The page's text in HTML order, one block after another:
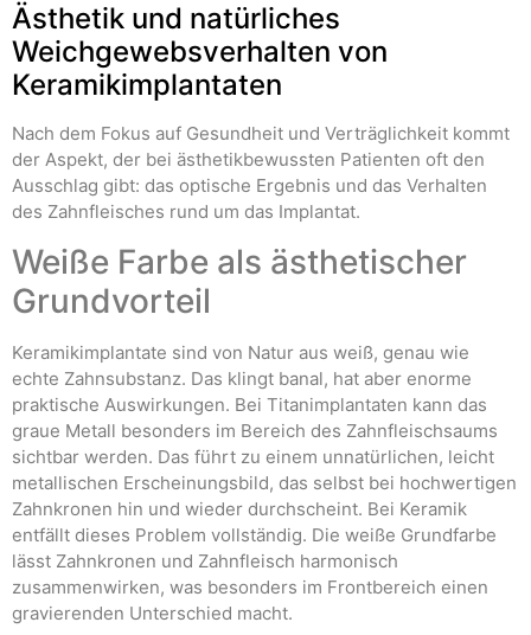
Ästhetik und natürliches
Weichgewebsverhalten von
Keramikimplantaten
Nach dem Fokus auf Gesundheit und Verträglichkeit kommt
der Aspekt, der bei ästhetikbewussten Patienten oft den
Ausschlag gibt: das optische Ergebnis und das Verhalten
des Zahnfleisches rund um das Implantat.
Weiße Farbe als ästhetischer
Grundvorteil
Keramikimplantate sind von Natur aus weiß, genau wie
echte Zahnsubstanz. Das klingt banal, hat aber enorme
praktische Auswirkungen. Bei Titanimplantaten kann das
graue Metall besonders im Bereich des Zahnfleischsaums
sichtbar werden. Das führt zu einem unnatürlichen, leicht
metallischen Erscheinungsbild, das selbst bei hochwertigen
Zahnkronen hin und wieder durchscheint. Bei Keramik
entfällt dieses Problem vollständig. Die weiße Grundfarbe
lässt Zahnkronen und Zahnfleisch harmonisch
zusammenwirken, was besonders im Frontbereich einen
gravierenden Unterschied macht.